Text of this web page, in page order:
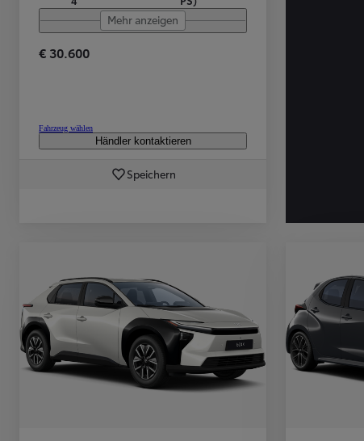
Ab
Mehr anzeigen
€ 30.600
Fahrzeug wählen
Händler kontaktieren
Speichern